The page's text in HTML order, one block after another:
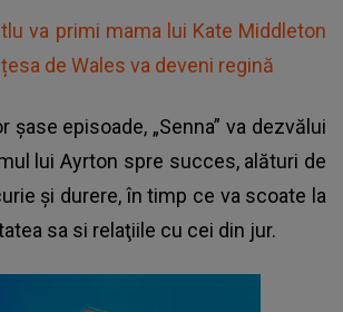
va primi mama lui Kate Middleton
de Wales va deveni regină
şase episoade, „Senna” va dezvălui
lui Ayrton spre succes, alături de
şi durere, în timp ce va scoate la
sa si relaţiile cu cei din jur.